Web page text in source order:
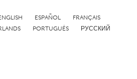
Rotterdam
ESPAÑOL
FRANÇAIS
PORTUGUÊS РУССКИЙ